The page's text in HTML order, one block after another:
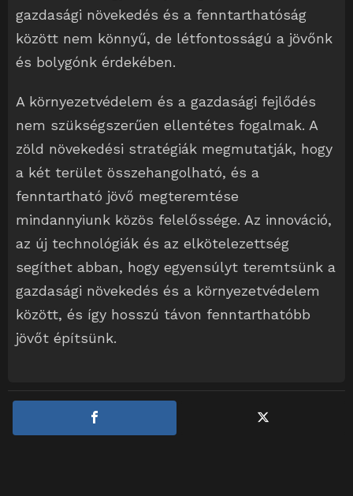
gazdasági növekedés és a fenntarthatóság
között nem könnyű, de létfontosságú a jövőnk
és bolygónk érdekében.
A környezetvédelem és a gazdasági fejlődés
nem szükségszerűen ellentétes fogalmak. A
zöld növekedési stratégiák megmutatják, hogy
a két terület összehangolható, és a
fenntartható jövő megteremtése
mindannyiunk közös felelőssége. Az innováció,
az új technológiák és az elkötelezettség
segíthet abban, hogy egyensúlyt teremtsünk a
gazdasági növekedés és a környezetvédelem
között, és így hosszú távon fenntarthatóbb
jövőt építsünk.